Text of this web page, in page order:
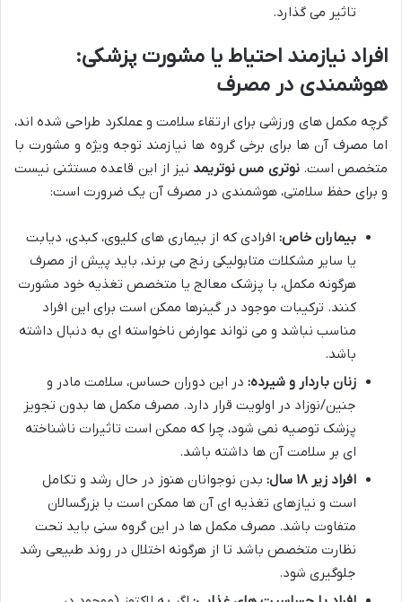
تاثیر می گذارد.
افراد نیازمند احتیاط یا مشورت پزشکی:
هوشمندی در مصرف
گرچه مکمل های ورزشی برای ارتقاء سلامت و عملکرد طراحی شده اند،
اما مصرف آن ها برای برخی گروه ها نیازمند توجه ویژه و مشورت با
متخصص است.نوتری مس نوتریمدنیز از این قاعده مستثنی نیست
و برای حفظ سلامتی، هوشمندی در مصرف آن یک ضرورت است:
بیماران خاص: افرادی که از بیماری های کلیوی، کبدی، دیابت
یا سایر مشکلات متابولیکی رنج می برند، باید پیش از مصرف
هرگونه مکمل، با پزشک معالج یا متخصص تغذیه خود مشورت
کنند. ترکیبات موجود در گینرها ممکن است برای این افراد
مناسب نباشد و می تواند عوارض ناخواسته ای به دنبال داشته
باشد.
زنان باردار و شیرده: در این دوران حساس، سلامت مادر و
جنین/نوزاد در اولویت قرار دارد. مصرف مکمل ها بدون تجویز
پزشک توصیه نمی شود، چرا که ممکن است تاثیرات ناشناخته
ای بر سلامت آن ها داشته باشد.
افراد زیر ۱۸ سال:
بدن نوجوانان هنوز در حال رشد و تکامل
است و نیازهای تغذیه ای آن ها ممکن است با بزرگسالان
متفاوت باشد. مصرف مکمل ها در این گروه سنی باید تحت
نظارت متخصص باشد تا از هرگونه اختلال در روند طبیعی رشد
جلوگیری شود.